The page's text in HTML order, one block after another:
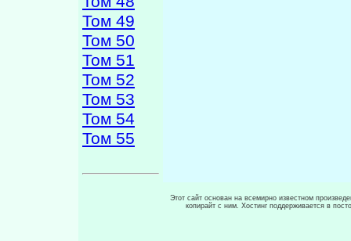
Том 49
Том 50
Том 51
Том 52
Том 53
Том 54
Том 55
Этот сайт основан на всемирно известном
копирайт с ним. Хостинг поддерживается в